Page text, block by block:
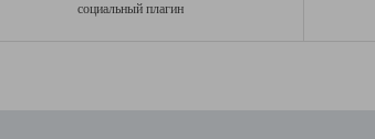
социальный плагин